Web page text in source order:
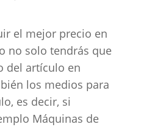
el mejor precio en
no solo tendrás que
del artículo en
los medios para
es decir, si
Máquinas de